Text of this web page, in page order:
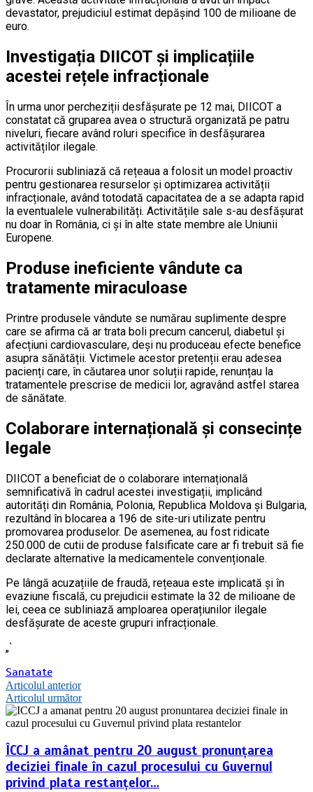
devastator, prejudiciul estimat depășind 100 de milioane de
euro.
Investigația DIICOT și implicațiile
acestei rețele infracționale
În urma unor percheziții desfășurate pe 12 mai, DIICOT a
constatat că gruparea avea o structură organizată pe patru
niveluri, fiecare având roluri specifice în desfășurarea
activităților ilegale.
Procurorii subliniază că rețeaua a folosit un model proactiv
pentru gestionarea resurselor și optimizarea activității
infracționale, având totodată capacitatea de a se adapta rapid
la eventualele vulnerabilități. Activitățile sale s-au desfășurat
nu doar în România, ci și în alte state membre ale Uniunii
Europene.
Produse ineficiente vândute ca
tratamente miraculoase
Printre produsele vândute se numărau suplimente despre
care se afirma că ar trata boli precum cancerul, diabetul și
afecțiuni cardiovasculare, deși nu produceau efecte benefice
asupra sănătății. Victimele acestor pretenții erau adesea
pacienți care, în căutarea unor soluții rapide, renunțau la
tratamentele prescrise de medicii lor, agravând astfel starea
de sănătate.
Colaborare internațională și consecințe
legale
DIICOT a beneficiat de o colaborare internațională
semnificativă în cadrul acestei investigații, implicând
autorități din România, Polonia, Republica Moldova și Bulgaria,
rezultând în blocarea a 196 de site-uri utilizate pentru
promovarea produselor. De asemenea, au fost ridicate
250.000 de cutii de produse falsificate care ar fi trebuit să fie
declarate alternative la medicamentele convenționale.
Pe lângă acuzațiile de fraudă, rețeaua este implicată și în
evaziune fiscală, cu prejudicii estimate la 32 de milioane de
lei, ceea ce subliniază amploarea operațiunilor ilegale
desfășurate de aceste grupuri infracționale.
„`
Sanatate
Navigare
în
articole
Articolul anterior
Articolul următor
ÎCCJ a amânat pentru 20 august pronunțarea
deciziei finale în cazul procesului cu Guvernul
privind plata restanțelor…